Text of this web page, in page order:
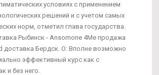
условиях с применением
решений и с учетом самых
норм, отметил глава государства.
Рыбинск - Ansomone 4Me продажа
доставка Бердск. О: Вполне возможно
эффективный курс как с
и без него.